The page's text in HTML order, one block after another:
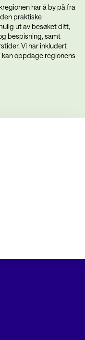
har å by på fra
praktiske
ut av besøket ditt,
bespisning, samt
Vi har inkludert
oppdage regionens